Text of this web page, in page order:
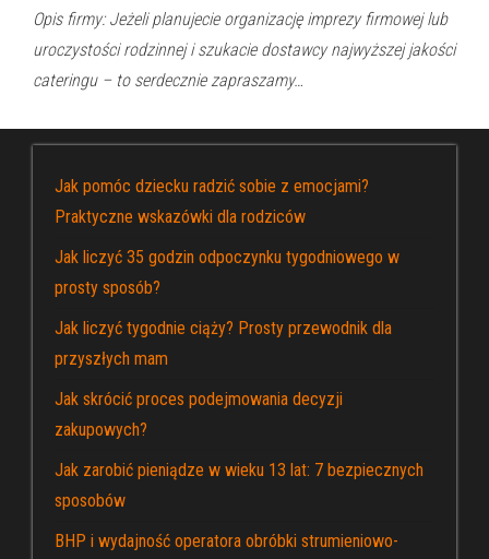
Opis firmy: Jeżeli planujecie organizację imprezy firmowej lub
uroczystości rodzinnej i szukacie dostawcy najwyższej jakości
cateringu – to serdecznie zapraszamy…
Jak pomóc dziecku radzić sobie z emocjami?
Praktyczne wskazówki dla rodziców
Jak liczyć 35 godzin odpoczynku tygodniowego w
prosty sposób?
Jak liczyć tygodnie ciąży? Prosty przewodnik dla
przyszłych mam
Jak skrócić proces podejmowania decyzji
zakupowych?
Jak zarobić pieniądze w wieku 13 lat: 7 bezpiecznych
sposobów
BHP i wydajność operatora obróbki strumieniowo-